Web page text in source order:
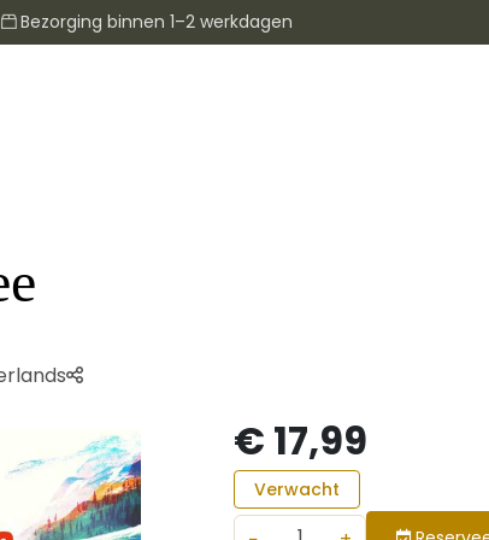
Bezorging binnen 1–2 werkdagen
€ 17,99
Verwacht